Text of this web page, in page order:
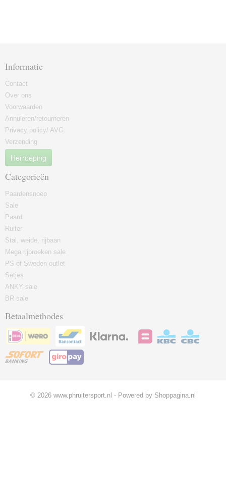
Informatie
Contact
Over ons
Voorwaarden
Annuleren/retourneren
Privacy policy/ AVG
Verzending
Herroeping
Categorieën
Paardensnoep
Sale
Paard
Ruiter
Stal, weide, rijbaan
Mega rijbroeken sale
PS of Sweden outlet
Setjes
ANKY sale
BR sale
Betaalmethodes
© 2026 www.phruitersport.nl - Powered by Shoppagina.nl